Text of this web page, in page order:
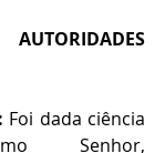
Foi dada ciência
Senhor,